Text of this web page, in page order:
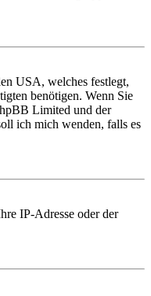
USA, welches festlegt,
benötigen. Wenn Sie
Limited und der
ich mich wenden, falls es
IP-Adresse oder der